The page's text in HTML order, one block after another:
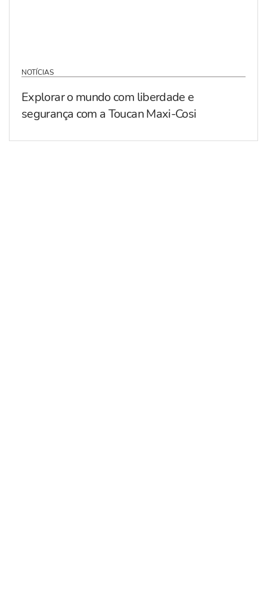
NOTÍCIAS
Explorar o mundo com liberdade e
segurança com a Toucan Maxi-Cosi